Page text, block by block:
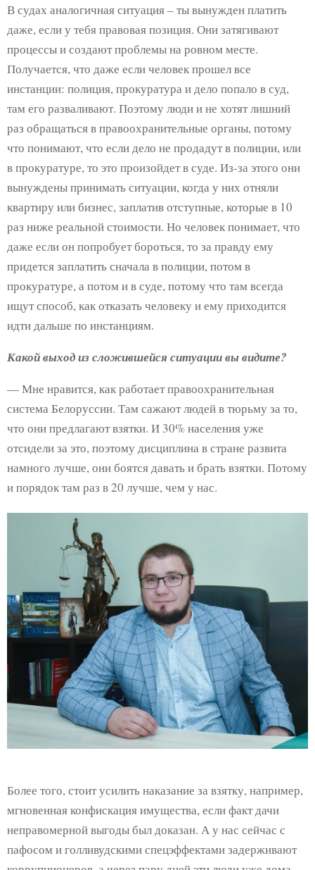
В судах аналогичная ситуация – ты вынужден платить
даже, если у тебя правовая позиция. Они затягивают
процессы и создают проблемы на ровном месте.
Получается, что даже если человек прошел все
инстанции: полиция, прокуратура и дело попало в суд,
там его разваливают. Поэтому люди и не хотят лишний
раз обращаться в правоохранительные органы, потому
что понимают, что если дело не продадут в полиции, или
в прокуратуре, то это произойдет в суде. Из-за этого они
вынуждены принимать ситуации, когда у них отняли
квартиру или бизнес, заплатив отступные, которые в 10
раз ниже реальной стоимости. Но человек понимает, что
даже если он попробует бороться, то за правду ему
придется заплатить сначала в полиции, потом в
прокуратуре, а потом и в суде, потому что там всегда
ищут способ, как отказать человеку и ему приходится
идти дальше по инстанциям.
Какой выход из сложившейся ситуации вы видите?
— Мне нравится, как работает правоохранительная
система Белоруссии. Там сажают людей в тюрьму за то,
что они предлагают взятки. И 30% населения уже
отсидели за это, поэтому дисциплина в стране развита
намного лучше, они боятся давать и брать взятки. Потому
и порядок там раз в 20 лучше, чем у нас.
Более того, стоит усилить наказание за взятку, например,
мгновенная конфискация имущества, если факт дачи
неправомерной выгоды был доказан. А у нас сейчас с
пафосом и голливудскими спецэффектами задерживают